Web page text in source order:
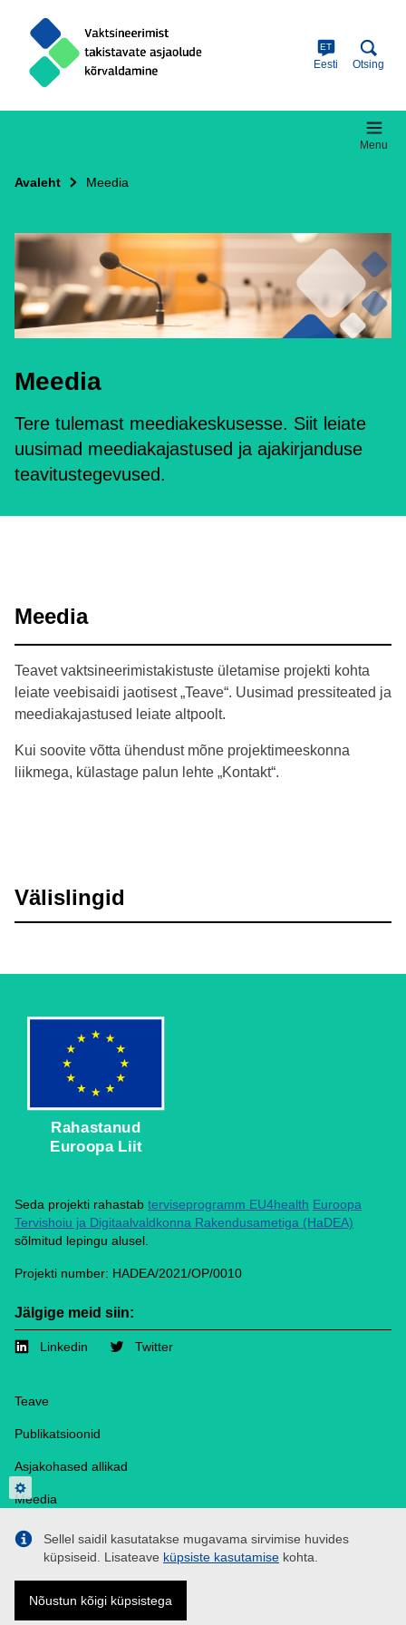
content
ET
Eesti Otsing
Menu
Avaleht Meedia
Meedia
Tere tulemast meediakeskusesse. Siit leiate
uusimad meediakajastused ja ajakirjanduse
teavitustegevused.
Meedia
Teavet vaktsineerimistakistuste ületamise projekti kohta
leiate veebisaidi jaotisest „Teave“. Uusimad pressiteated ja
meediakajastused leiate altpoolt.
Kui soovite võtta ühendust mõne projektimeeskonna
liikmega, külastage palun lehte „Kontakt“.
Välislingid
Rahastanud
Euroopa Liit
Seda projekti rahastab terviseprogramm EU4health Euroopa
Tervishoiu ja Digitaalvaldkonna Rakendusametiga (HaDEA)
sõlmitud lepingu alusel.
Projekti number: HADEA/2021/OP/0010
Jälgige meid siin:
Linkedin Twitter
Footer
Teave
Publikatsioonid
Asjakohased allikad
Meedia
Kontakt
Küpsised
Privaatsuspoliitika
Privacy settings
Sellel saidil kasutatakse mugavama sirvimise huvides
küpsiseid. Lisateave küpsiste kasutamise kohta.
Nõustun kõigi küpsistega